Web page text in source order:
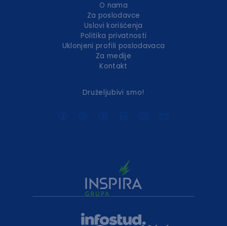
O nama
Za poslodavce
Uslovi korišćenja
Politika privatnosti
Uklonjeni profili poslodavaca
Za medije
Kontakt
Druželjubivi smo!